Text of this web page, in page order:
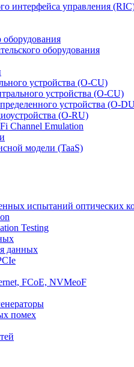
интерфейса управления
оборудования
оборудования
устройства (O-CU)
устройства (O-CU)
устройства (O-
(O-RU)
Channel Emulation
модели (TaaS)
испытаний оптических
Testing
данных
FCoE, NVMeoF
помех